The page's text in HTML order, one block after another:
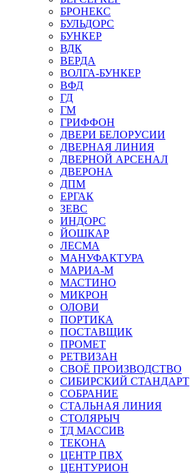
БРОНЕКС
БУЛЬДОРС
БУНКЕР
ВДК
ВЕРДА
ВОЛГА-БУНКЕР
ВФД
ГД
ГМ
ГРИФФОН
ДВЕРИ БЕЛОРУСИИ
ДВЕРНАЯ ЛИНИЯ
ДВЕРНОЙ АРСЕНАЛ
ДВЕРОНА
ДПМ
ЕРГАК
ЗЕВС
ИНДОРС
ЙОШКАР
ЛЕСМА
МАНУФАКТУРА
МАРИА-М
МАСТИНО
МИКРОН
ОЛОВИ
ПОРТИКА
ПОСТАВЩИК
ПРОМЕТ
РЕТВИЗАН
СВОЁ ПРОИЗВОДСТВО
СИБИРСКИЙ СТАНДАРТ
СОБРАНИЕ
СТАЛЬНАЯ ЛИНИЯ
СТОЛЯРЫЧ
ТД МАССИВ
ТЕКОНА
ЦЕНТР ПВХ
ЦЕНТУРИОН